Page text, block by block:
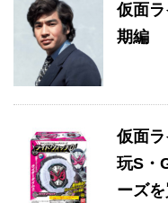
仮面
期編
仮面
玩S・
ーズを